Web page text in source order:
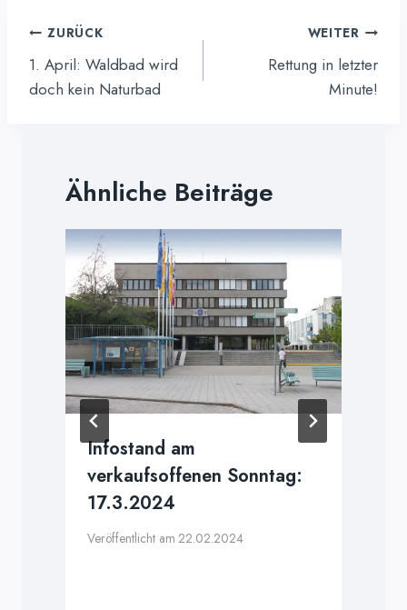
Beitragsnavigation
ZURÜCK
1. April: Waldbad wird
doch kein Naturbad
WEITER
Rettung in letzter
Minute!
Ähnliche Beiträge
Infostand am
verkaufsoffenen Sonntag:
17.3.2024
Veröffentlicht am 22.02.2024